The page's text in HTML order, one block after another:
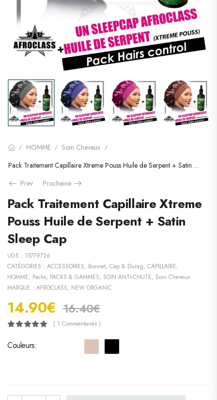
/ HOMME / Soin Cheveux /
Pack Traitement Capillaire Xtreme Pouss Huile de Serpent + Satin Sleep Cap
Prev
Prochaine
Pack Traitement Capillaire Xtreme
Pouss Huile de Serpent + Satin
Sleep Cap
UGS : 15779726
CATÉGORIES : ACCESSOIRES, Bonnet, Cap & Durag, CAPILLAIRE,
HOMME, Packs, PACKS & GAMMES, SOIN ANTI-CHUTE, Soin Cheveux
MARQUE : AFROCLASS, NEW ORGANIC
14.90€ 16.40€
( 1 Commentaires )
Couleurs